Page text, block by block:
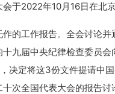
2022年10月16日在北京
工作报告。全会讨论并
九届中央纪律检查委员
决定将这3份文件提请中
次全国代表大会的报告